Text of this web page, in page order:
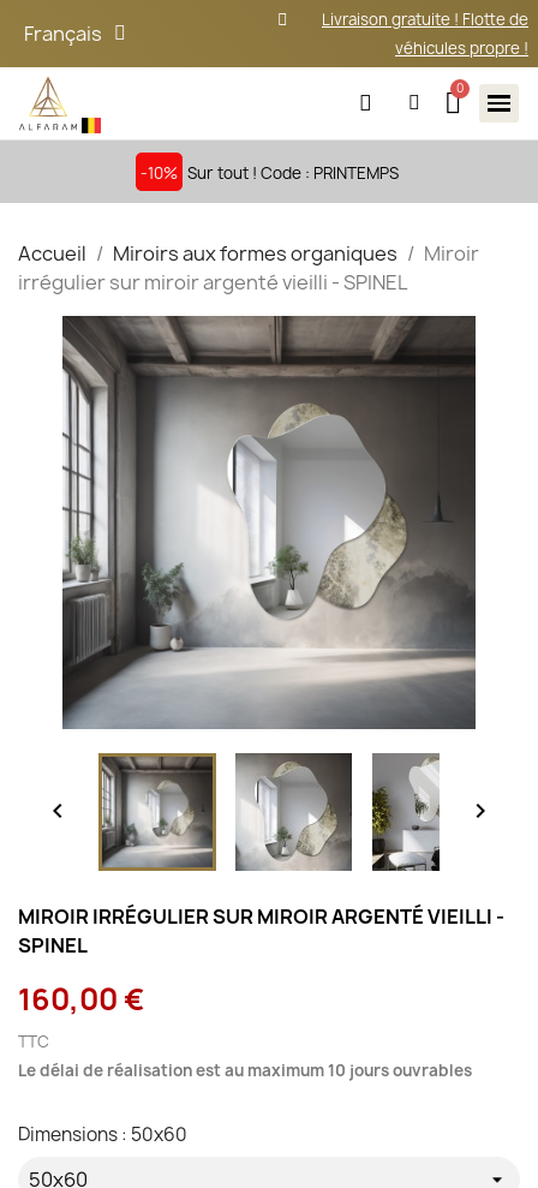
Français
Livraison gratuite ! Flotte de
véhicules propre !
-10% Sur tout ! Code : PRINTEMPS
Accueil Miroirs aux formes organiques
Miroir
irrégulier sur miroir argenté vieilli - SPINEL
 
MIROIR IRRÉGULIER SUR MIROIR ARGENTÉ VIEILLI -
SPINEL
160,00 €
TTC
Le délai de réalisation est au maximum 10 jours ouvrables
Dimensions : 50x60